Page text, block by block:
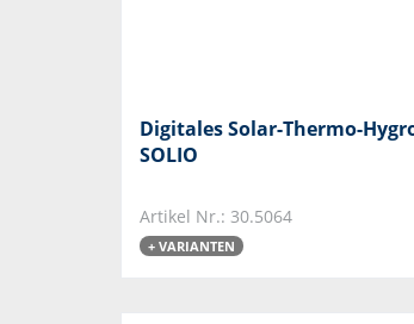
Digitales Solar-Thermo-
SOLIO
Artikel Nr.: 30.5064
+ VARIANTEN